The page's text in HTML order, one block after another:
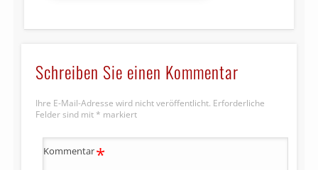
Schreiben Sie einen Kommentar
Ihre E-Mail-Adresse wird nicht veröffentlicht. Erforderliche
Felder sind mit * markiert
Kommentar*